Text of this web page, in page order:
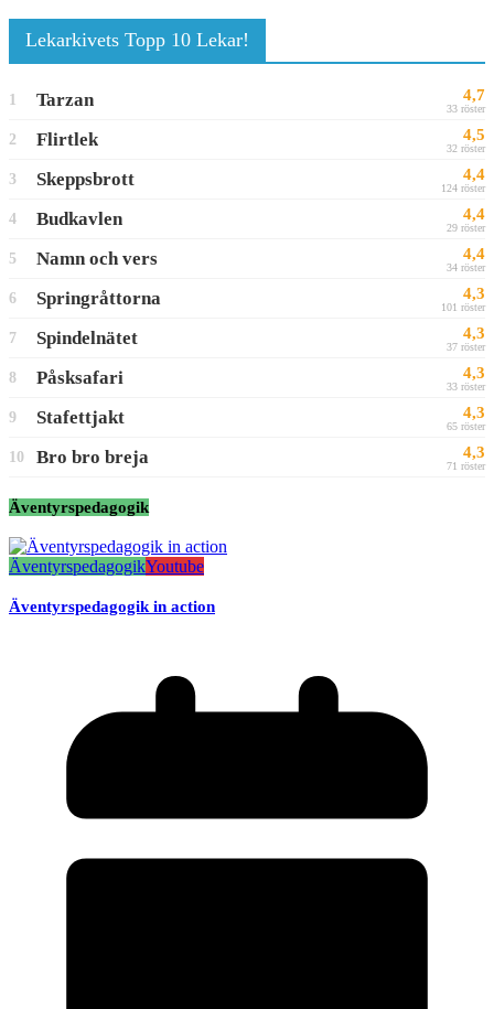
Lekarkivets Topp 10 Lekar!
1 Tarzan 4,7
33 röster
2 Flirtlek 4,5
32 röster
3 Skeppsbrott 4,4
124 röster
4 Budkavlen 4,4
29 röster
5 Namn och vers 4,4
34 röster
6 Springråttorna 4,3
101 röster
7 Spindelnätet 4,3
37 röster
8 Påsksafari 4,3
33 röster
9 Stafettjakt 4,3
65 röster
10 Bro bro breja 4,3
71 röster
Äventyrspedagogik
ÄventyrspedagogikYoutube
Äventyrspedagogik in action